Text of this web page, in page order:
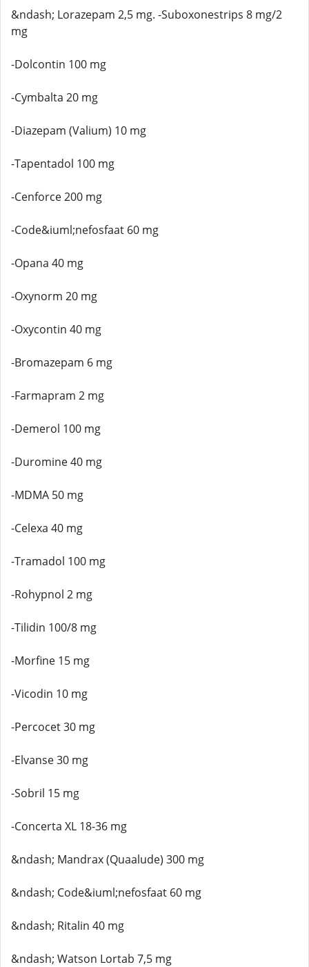
&ndash; Lorazepam 2,5 mg. -Suboxonestrips 8 mg/2
mg
-Dolcontin 100 mg
-Cymbalta 20 mg
-Diazepam (Valium) 10 mg
-Tapentadol 100 mg
-Cenforce 200 mg
-Code&iuml;nefosfaat 60 mg
-Opana 40 mg
-Oxynorm 20 mg
-Oxycontin 40 mg
-Bromazepam 6 mg
-Farmapram 2 mg
-Demerol 100 mg
-Duromine 40 mg
-MDMA 50 mg
-Celexa 40 mg
-Tramadol 100 mg
-Rohypnol 2 mg
-Tilidin 100/8 mg
-Morfine 15 mg
-Vicodin 10 mg
-Percocet 30 mg
-Elvanse 30 mg
-Sobril 15 mg
-Concerta XL 18-36 mg
&ndash; Mandrax (Quaalude) 300 mg
&ndash; Code&iuml;nefosfaat 60 mg
&ndash; Ritalin 40 mg
&ndash; Watson Lortab 7,5 mg